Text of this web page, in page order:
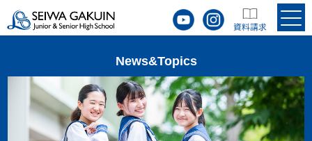
News&Topics